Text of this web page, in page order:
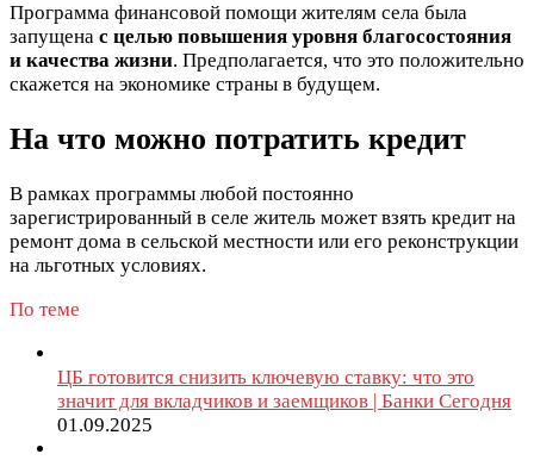
Программа финансовой помощи жителям села была
запущена с целью повышения уровня благосостояния
и качества жизни. Предполагается, что это положительно
скажется на экономике страны в будущем.
На что можно потратить кредит
В рамках программы любой постоянно
зарегистрированный в селе житель может взять кредит на
ремонт дома в сельской местности или его реконструкции
на льготных условиях.
По теме
ЦБ готовится снизить ключевую ставку: что это
значит для вкладчиков и заемщиков | Банки Сегодня
01.09.2025